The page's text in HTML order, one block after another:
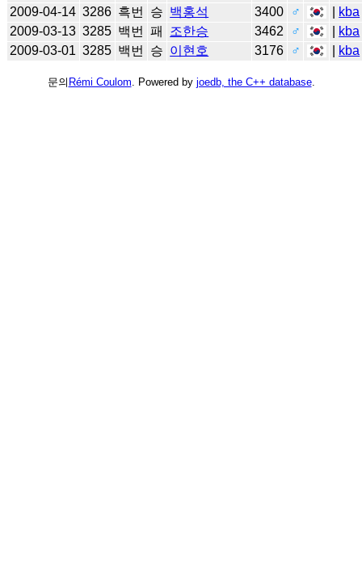
2009-04-14 3286 흑번 승 백홍석 3400 ♂ kba
2009-03-13 3285 백번 패 조한승 3462 ♂ kba
2009-03-01 3285 백번 승 이현호 3176 ♂ kba
문의 Rémi Coulom . Powered by joedb, the C++ database.